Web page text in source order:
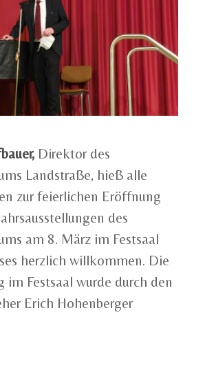
Direktor des
Landstraße, hieß alle
zur feierlichen Eröffnung
des
am 8. März im Festsaal
herzlich willkommen. Die
im Festsaal wurde durch den
Erich Hohenberger